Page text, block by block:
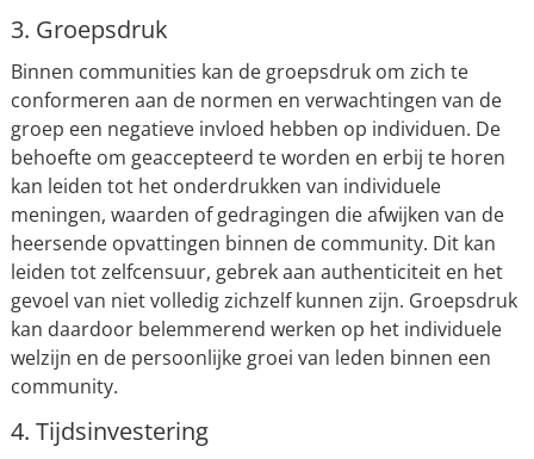
3. Groepsdruk
Binnen communities kan de groepsdruk om zich te
conformeren aan de normen en verwachtingen van de
groep een negatieve invloed hebben op individuen. De
behoefte om geaccepteerd te worden en erbij te horen
kan leiden tot het onderdrukken van individuele
meningen, waarden of gedragingen die afwijken van de
heersende opvattingen binnen de community. Dit kan
leiden tot zelfcensuur, gebrek aan authenticiteit en het
gevoel van niet volledig zichzelf kunnen zijn. Groepsdruk
kan daardoor belemmerend werken op het individuele
welzijn en de persoonlijke groei van leden binnen een
community.
4. Tijdsinvestering